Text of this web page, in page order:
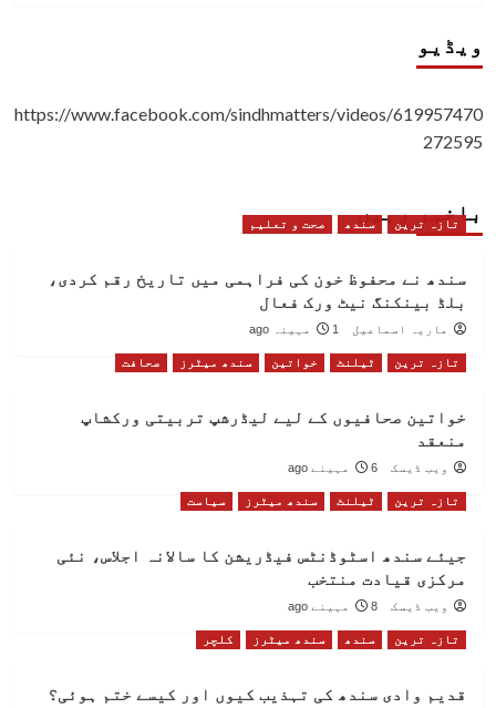
ویڈیو
https://www.facebook.com/sindhmatters/videos/619957470
272595
باخبر رہیں
تازہ ترین سندھ صحت و تعلیم
سندھ نے محفوظ خون کی فراہمی میں تاریخ رقم کردی،
بلڈ بینکنگ نیٹ ورک فعال
ماریہ اسماعیل 1 مہینہ ago
تازہ ترین ٹیلنٹ خواتین سندھ میٹرز صحافت
خواتین صحافیوں کے لیے لیڈرشپ تربیتی ورکشاپ
منعقد
ویب ڈیسک 6 مہینے ago
تازہ ترین ٹیلنٹ سندھ میٹرز سیاست
جیئے سندھ اسٹوڈنٹس فیڈریشن کا سالانہ اجلاس، نئی
مرکزی قیادت منتخب
ویب ڈیسک 8 مہینے ago
تازہ ترین سندھ سندھ میٹرز کلچر
قدیم وادی سندھ کی تہذیب کیوں اور کیسے ختم ہوئی؟